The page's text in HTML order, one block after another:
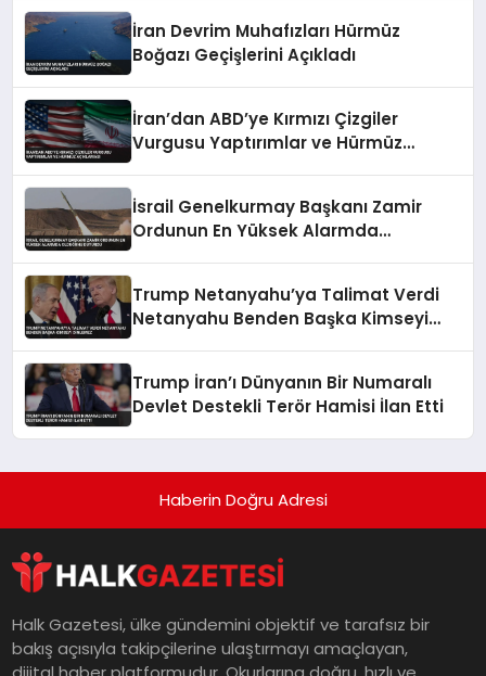
İran Devrim Muhafızları Hürmüz
Boğazı Geçişlerini Açıkladı
İran’dan ABD’ye Kırmızı Çizgiler
Vurgusu Yaptırımlar ve Hürmüz
İsrail Genelkurmay Başkanı Zamir
Ordunun En Yüksek Alarmda
Trump Netanyahu’ya Talimat Verdi
Netanyahu Benden Başka Kimseyi
Trump İran’ı Dünyanın Bir Numaralı
Devlet Destekli Terör Hamisi İlan Etti
Haberin Doğru Adresi
Halk Gazetesi, ülke gündemini objektif ve tarafsız bir
bakış açısıyla takipçilerine ulaştırmayı amaçlayan,